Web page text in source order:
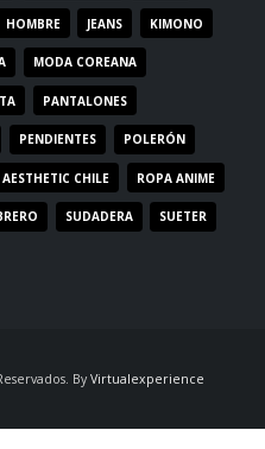
HOMBRE JEANS KIMONO
MODA COREANA
PANTALONES
PENDIENTES POLERÓN
CHILE ROPA ANIME
SUDADERA SUETER
By Virtualexperience